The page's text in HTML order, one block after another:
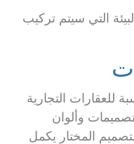
التي سيتم تركيب
للعقارات التجارية
وألوان
المختار يكمل